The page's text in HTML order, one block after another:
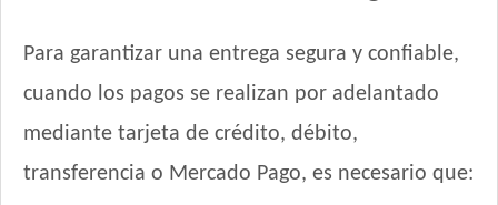
Para garantizar una entrega segura y confiable,
cuando los pagos se realizan por adelantado
mediante tarjeta de crédito, débito,
transferencia o Mercado Pago, es necesario que: